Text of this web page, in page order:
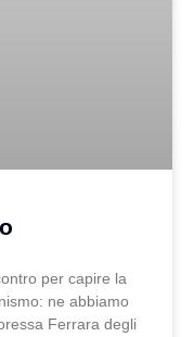
per capire la
ne abbiamo
Ferrara degli